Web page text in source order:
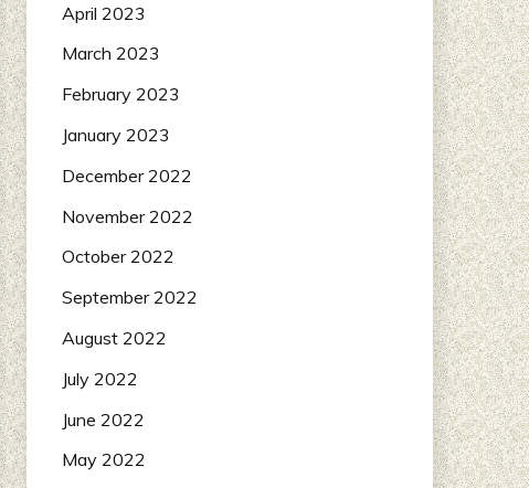
April 2023
March 2023
February 2023
January 2023
December 2022
November 2022
October 2022
September 2022
August 2022
July 2022
June 2022
May 2022